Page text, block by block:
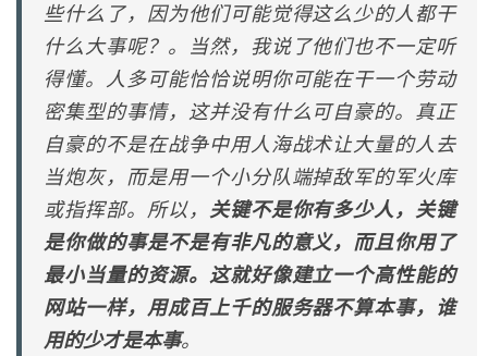
些什么了，因为他们可能觉得这么少的人都干
什么大事呢？。当然，我说了他们也不一定听
得懂。人多可能恰恰说明你可能在干一个劳动
密集型的事情，这并没有什么可自豪的。真正
自豪的不是在战争中用人海战术让大量的人去
当炮灰，而是用一个小分队端掉敌军的军火库
或指挥部。所以， 关键不是你有多少人，关键
是你做的事是不是有非凡的意义，而且你用了
最小当量的资源。这就好像建立一个高性能的
网站一样，用成百上千的服务器不算本事，谁
用的少才是本事。